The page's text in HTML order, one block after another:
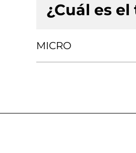
¿Cuál es
MICRO